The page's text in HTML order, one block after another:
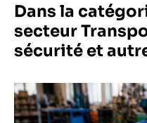
Dans la
secteur
sécurité et